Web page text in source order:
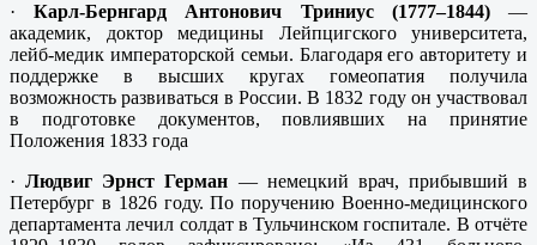
·Карл-Бернгард Антонович Триниус (1777–1844)—
академик, доктор медицины Лейпцигского университета,
лейб-медик императорской семьи. Благодаря его авторитету и
поддержке в высших кругах гомеопатия получила
возможность развиваться в России. В 1832 году он участвовал
в подготовке документов, повлиявших на принятие
Положения 1833 года
·Людвиг Эрнст Герман — немецкий врач, прибывший в
Петербург в 1826 году. По поручению Военно-медицинского
департамента лечил солдат в Тульчинском госпитале. В отчёте